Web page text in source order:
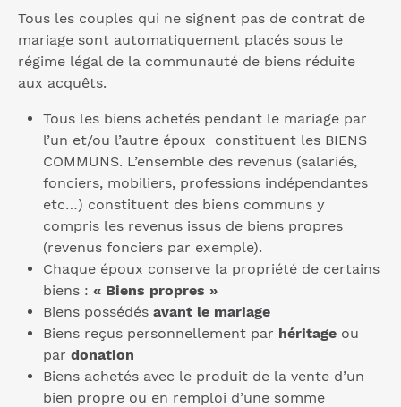
Tous les couples qui ne signent pas de contrat de
mariage sont automatiquement placés sous le
régime légal de la communauté de biens réduite
aux acquêts.
Tous les biens achetés pendant le mariage par
l’un et/ou l’autre époux constituent les BIENS
COMMUNS. L’ensemble des revenus (salariés,
fonciers, mobiliers, professions indépendantes
etc…) constituent des biens communs y
compris les revenus issus de biens propres
(revenus fonciers par exemple).
Chaque époux conserve la propriété de certains
biens : « Biens propres »
Biens possédés avant le mariage
Biens reçus personnellement par héritage ou
par donation
Biens achetés avec le produit de la vente d’un
bien propre ou en remploi d’une somme